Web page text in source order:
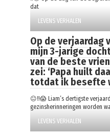
dat
LEVENS VERHALEN
Op de verjaardag
mijn 3-jarige
van de beste
zei: ‘Papa huilt
totdat ik besefte
😐‼️😱 Liam’s dertigste
gezinsherinneringen worden
LEVENS VERHALEN